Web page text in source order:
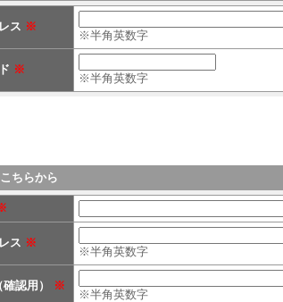
ス ※
※半角英数字
※
※半角英数字
ちらから
ス ※
※半角英数字
認用） ※
※半角英数字